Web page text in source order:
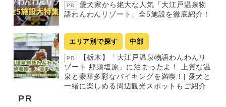
PR
愛犬家から絶大な人気「大江戸温泉物
語わんわんリゾート」全5施設を徹底紹介！
エリア別で探す 中部
PR
【栃木】「大江戸温泉物語わんわんリ
ゾート 那須塩原」に泊まったよ！ 上質な温
泉と豪華多彩なバイキングを満喫！| 愛犬と
一緒に楽しめる周辺観光スポットもご紹介
PR